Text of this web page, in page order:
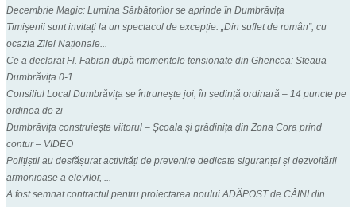
Decembrie Magic: Lumina Sărbătorilor se aprinde în Dumbrăvița
Timișenii sunt invitați la un spectacol de excepție: „Din suflet de român”, cu
ocazia Zilei Naționale...
Ce a declarat Fl. Fabian după momentele tensionate din Ghencea: Steaua-
Dumbrăvița 0-1
Consiliul Local Dumbrăvița se întrunește joi, în ședință ordinară – 14 puncte pe
ordinea de zi
Dumbrăvița construiește viitorul – Școala și grădinița din Zona Cora prind
contur – VIDEO
Polițiștii au desfășurat activități de prevenire dedicate siguranței și dezvoltării
armonioase a elevilor, ...
A fost semnat contractul pentru proiectarea noului ADĂPOST de CÂINI din